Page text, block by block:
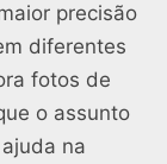
precisão
diferentes
fotos de
o assunto
na